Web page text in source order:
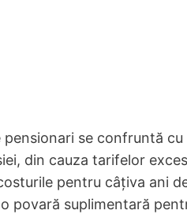
pensionari se confruntă
din cauza tarifelor
pentru câțiva ani
povară suplimentară